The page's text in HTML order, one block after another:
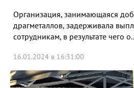
Организация, занимающаяся
драгметаллов, задерживала
сотрудникам, в результате чего
16.01.2024 в 16:31:00